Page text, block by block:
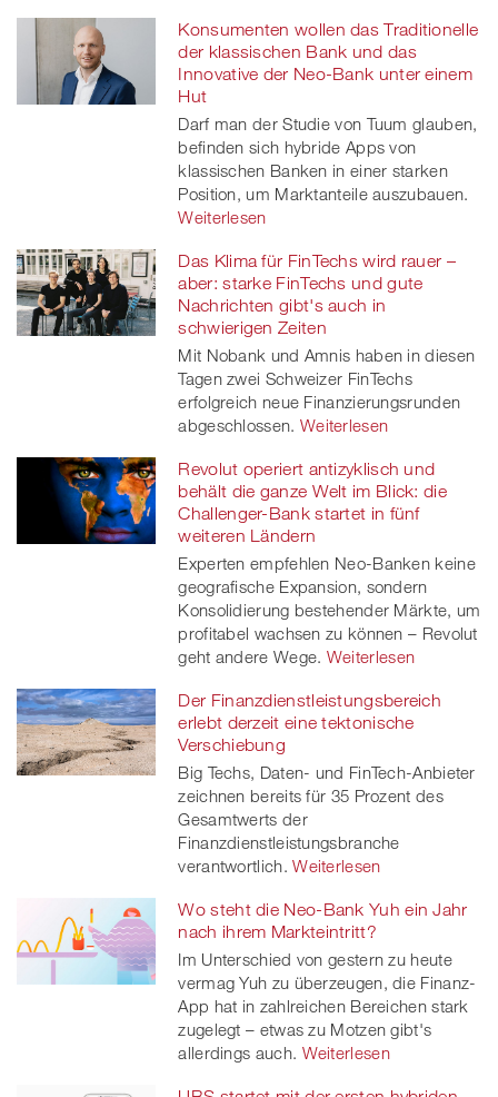
Konsumenten wollen das Traditionelle
der klassischen Bank und das
Innovative der Neo-Bank unter einem
Hut
Darf man der Studie von Tuum glauben,
befinden sich hybride Apps von
klassischen Banken in einer starken
Position, um Marktanteile auszubauen.
Weiterlesen
Das Klima für FinTechs wird rauer –
aber: starke FinTechs und gute
Nachrichten gibt's auch in
schwierigen Zeiten
Mit Nobank und Amnis haben in diesen
Tagen zwei Schweizer FinTechs
erfolgreich neue Finanzierungsrunden
abgeschlossen. Weiterlesen
Revolut operiert antizyklisch und
behält die ganze Welt im Blick: die
Challenger-Bank startet in fünf
weiteren Ländern
Experten empfehlen Neo-Banken keine
geografische Expansion, sondern
Konsolidierung bestehender Märkte, um
profitabel wachsen zu können – Revolut
geht andere Wege. Weiterlesen
Der Finanzdienstleistungsbereich
erlebt derzeit eine tektonische
Verschiebung
Big Techs, Daten- und FinTech-Anbieter
zeichnen bereits für 35 Prozent des
Gesamtwerts der
Finanzdienstleistungsbranche
verantwortlich. Weiterlesen
Wo steht die Neo-Bank Yuh ein Jahr
nach ihrem Markteintritt?
Im Unterschied von gestern zu heute
vermag Yuh zu überzeugen, die Finanz-
App hat in zahlreichen Bereichen stark
zugelegt – etwas zu Motzen gibt's
allerdings auch. Weiterlesen